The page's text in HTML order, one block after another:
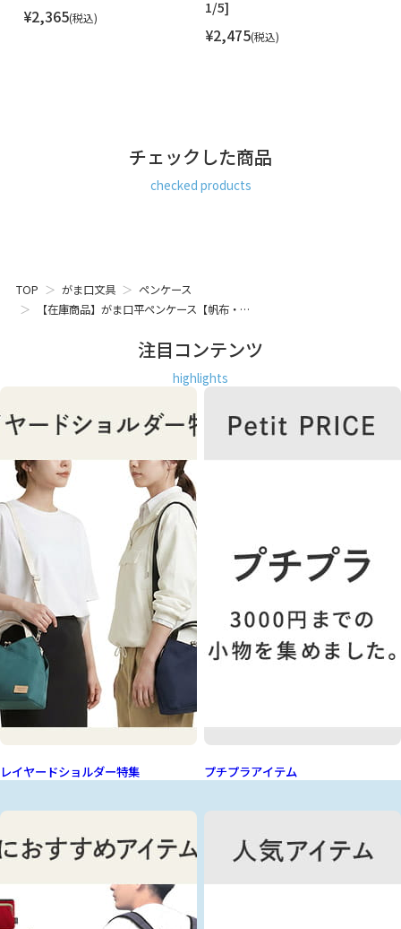
¥2,365 税込
1/5]
¥2,475 税込
チェックした商品
checked products
TOP がま口文具
ペンケース
【在庫商品】がま口平ペンケース【帆布・…
注目コンテンツ
highlights
レイヤードショルダー特集 プチプラアイテム